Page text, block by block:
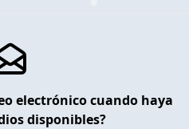
electrónico cuando haya
disponibles?